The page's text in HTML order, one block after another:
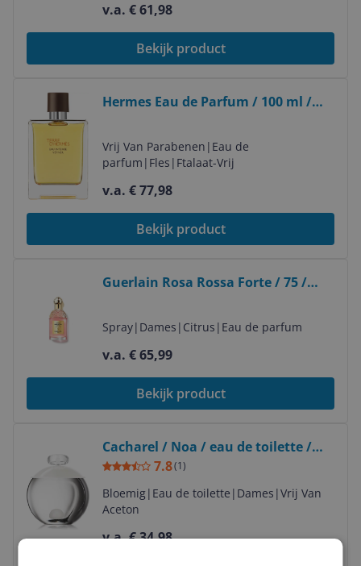
v.a. € 61,98
Bekijk product
Hermes Eau de Parfum / 100 ml /
Vrij Van Parabenen | Eau de
parfum | Fles | Ftalaat-Vrij
v.a. € 77,98
Bekijk product
Bekijk product
Guerlain Rosa Rossa Forte / 75 /
Spray| Dames | Citrus | Eau de parfum
v.a. € 65,99
Bekijk product
Cacharel / Noa / eau de toilette /
100 ml / dames
7.8(1)
Bloemig| Eau de toilette | Dames |Vrij Van
Aceton
v.a. € 34,98